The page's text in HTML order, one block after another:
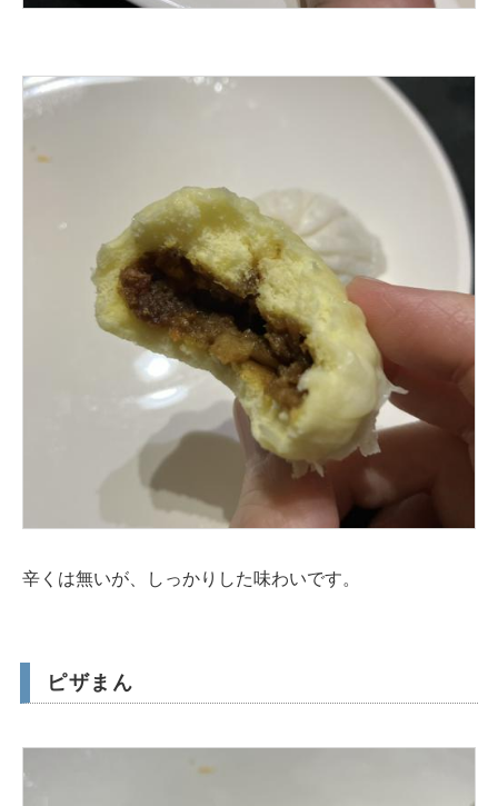
辛くは無いが、しっかりした味わいです。
ピザまん